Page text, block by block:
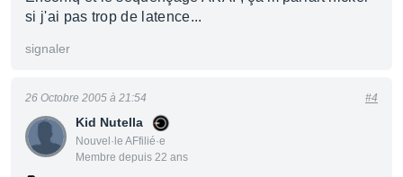
si j'ai pas trop de latence...
signaler
Kid Nutella
Nouvel·le AFfilié·e
Membre depuis 22 ans
26 Octobre 2005 à 21:54 #4